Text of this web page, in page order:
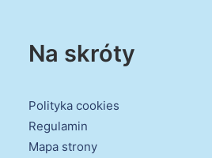
Na skróty
Polityka cookies
Regulamin
Mapa strony